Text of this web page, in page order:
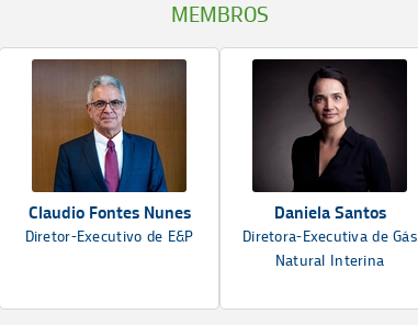
MEMBROS
Claudio Fontes Nunes
Diretor-Executivo de E&P
Daniela Santos
Diretora-Executiva de Gás
Natural Interina